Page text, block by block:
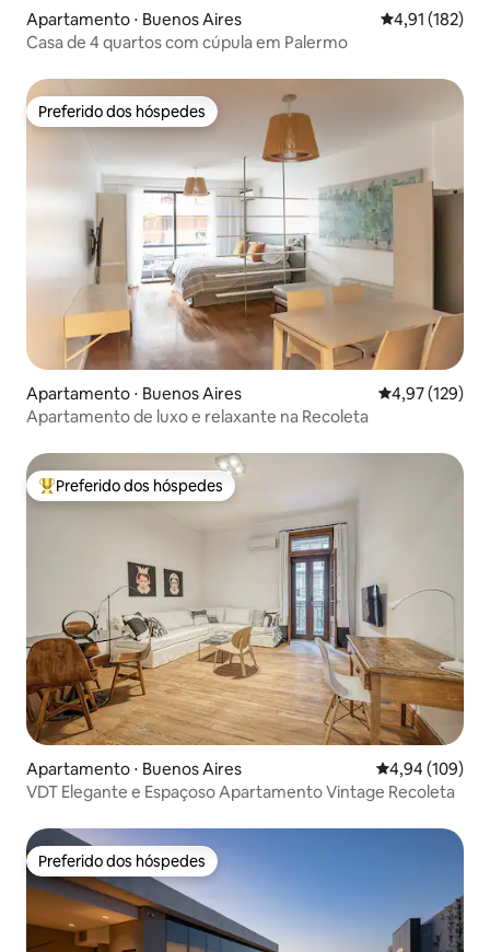
Apartamento ⋅ Buenos Aires 4,91 de uma
4,91 (182)
Casa de 4 quartos com cúpula em Palermo
Preferido dos hóspedes
Preferido dos hóspedes
Apartamento ⋅ Buenos Aires 4,97 de uma
4,97 (129)
Apartamento de luxo e relaxante na Recoleta
Entre os melhores preferidos dos hóspedes
Preferido dos hóspedes
Apartamento ⋅ Buenos Aires 4,94 de uma
4,94 (109)
VDT Elegante e Espaçoso Apartamento Vintage Recoleta
Preferido dos hóspedes
Preferido dos hóspedes